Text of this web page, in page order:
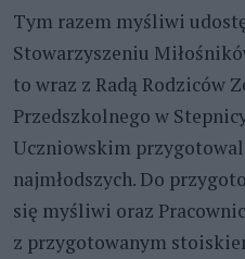
Tym razem myśliwi
Stowarzyszeniu
to wraz z Radą Rodziców
Przedszkolnego w
Uczniowskim
najmłodszych. Do
się myśliwi oraz
z przygotowanym